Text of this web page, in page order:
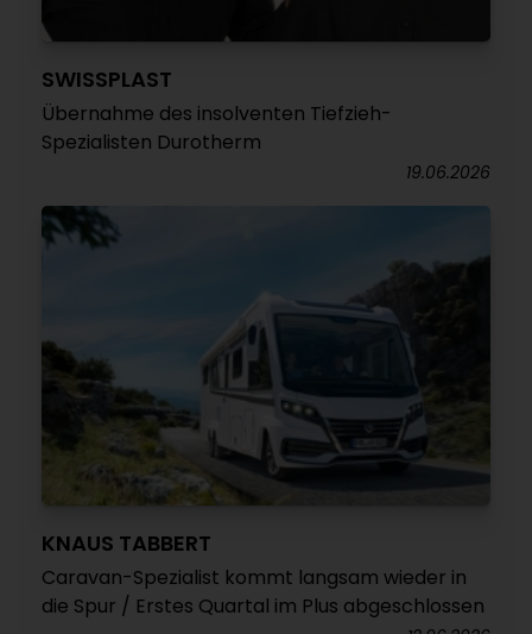
SWISSPLAST
Übernahme des insolventen Tiefzieh-
Spezialisten Durotherm
19.06.2026
KNAUS TABBERT
Caravan-Spezialist kommt langsam wieder in
die Spur / Erstes Quartal im Plus abgeschlossen